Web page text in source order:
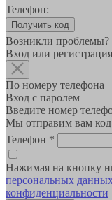
Телефон:
Возникли проблемы?
Вход или регистрация
По номеру телефона
Вход с паролем
Введите номер
Мы отправим вам
Телефон *
Нажимая на кнопку
персональных данных
конфиденциальности